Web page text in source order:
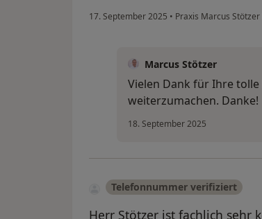
17. September 2025 • Praxis Marcus
Marcus Stötzer
Vielen Dank für Ihre
weiterzumachen. Danke!
18. September 2025
Telefonnummer verifiziert
Herr Stötzer ist fachlich sehr